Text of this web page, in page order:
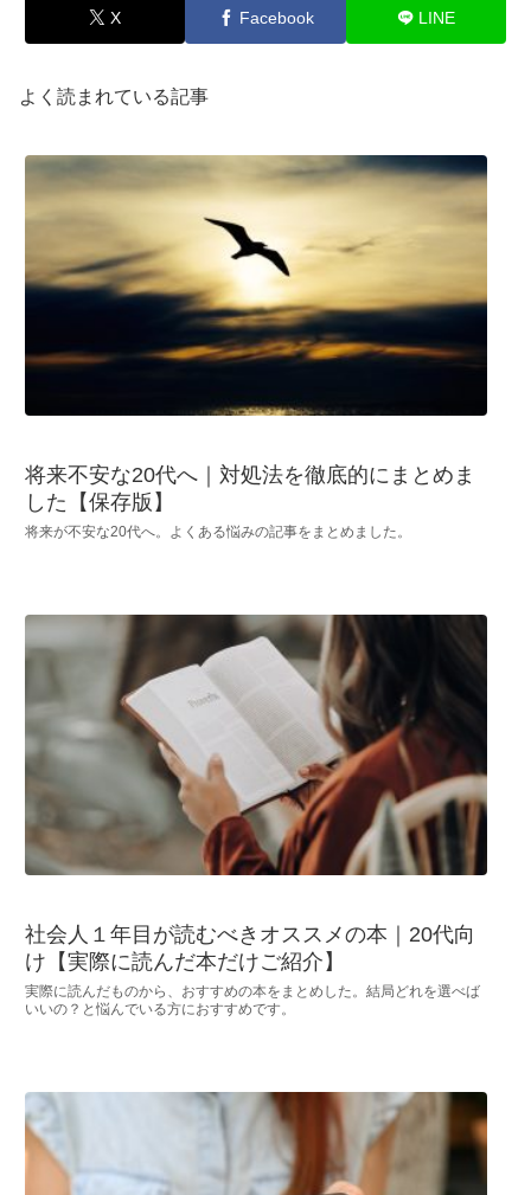
X Facebook LINE
よく読まれている記事
将来不安な20代へ｜対処法を徹底的にまとめま
した【保存版】
将来が不安な20代へ。よくある悩みの記事をまとめました。
社会人１年目が読むべきオススメの本｜20代向
け【実際に読んだ本だけご紹介】
実際に読んだものから、おすすめの本をまとめした。結局どれを選べば
いいの？と悩んでいる方におすすめです。